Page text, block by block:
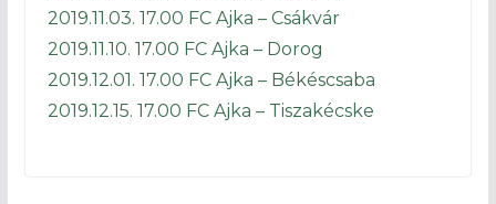
2019.11.03. 17.00 FC Ajka – Csákvár
2019.11.10. 17.00 FC Ajka – Dorog
2019.12.01. 17.00 FC Ajka – Békéscsaba
2019.12.15. 17.00 FC Ajka – Tiszakécske